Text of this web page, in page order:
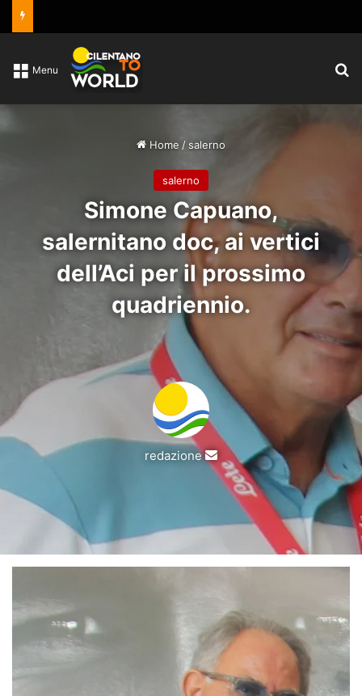
Menu
Home /salerno
salerno
Simone Capuano,
salernitano doc, ai vertici
dell’Aci per il prossimo
quadriennio.
redazione
Invia
un'email